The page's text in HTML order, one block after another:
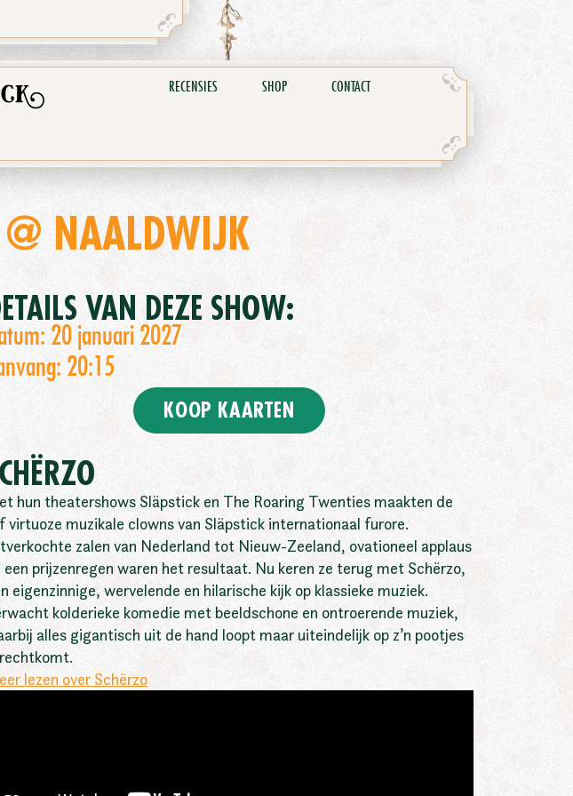
RECENSIES SHOP CONTACT
@ NAALDWIJK
VAN DEZE SHOW:
20 januari 2027
20:15
KOOP KAARTEN
hun theatershows Släpstick en The Roaring Twenties maakten de
virtuoze muzikale clowns van Släpstick internationaal furore.
zalen van Nederland tot Nieuw-Zeeland, ovationeel applaus
een prijzenregen waren het resultaat. Nu keren ze terug met Schërzo,
eigenzinnige, wervelende en hilarische kijk op klassieke muziek.
kolderieke komedie met beeldschone en ontroerende muziek,
alles gigantisch uit de hand loopt maar uiteindelijk op z’n pootjes
lezen over Schërzo